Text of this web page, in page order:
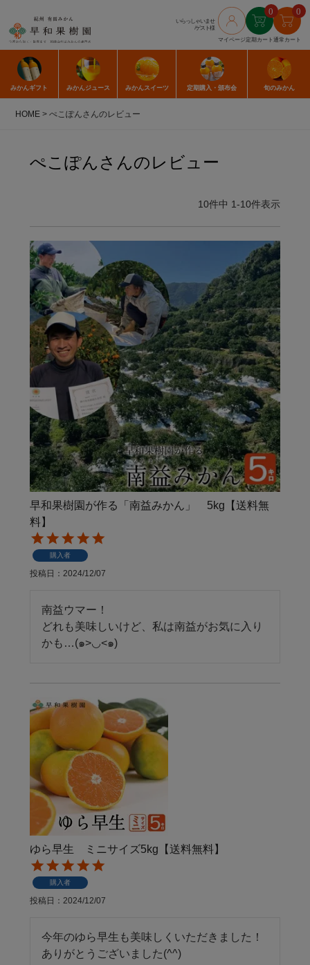
いらっしゃいませ
/ゲスト様
マイページ
0
定期カート
0
通常カート
みかんギフト みかんジュース みかんスイーツ 定期購入 ・頒布会 旬のみかん
HOME ぺこぽんさんのレビュー
ぺこぽんさんのレビュー
10件中 1-10件表示
早和果樹園が作る「南益みかん」 5kg【送料無
料】
購入者
投稿日 2024/12/07
南益ウマー！
どれも美味しいけど、私は南益がお気に入り
かも…(๑>◡<๑)
ゆら早生 ミニサイズ5kg【送料無料】
購入者
投稿日 2024/12/07
今年のゆら早生も美味しくいただきました！
ありがとうございました(^^)